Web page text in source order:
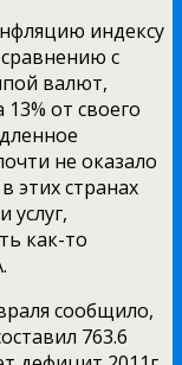
индексу
с
валют,
от своего
не оказало
этих странах
услуг,
как-то
сообщило,
763.6